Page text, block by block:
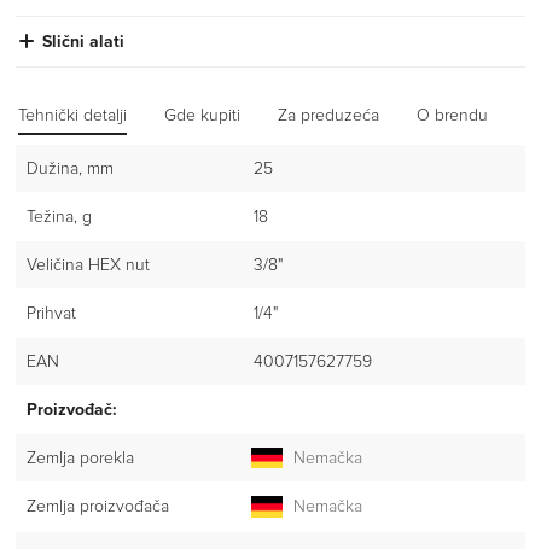
Slični alati
Tehnički detalji Gde kupiti Za preduzeća O brendu
Dužina, mm 25
Težina, g 18
Veličina HEX nut 3/8"
Prihvat 1/4"
EAN 4007157627759
Proizvođač:
Zemlja porekla Nemačka
Zemlja proizvođača Nemačka